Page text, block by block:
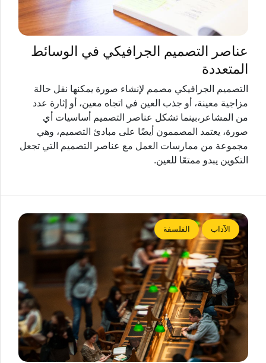
عناصر التصميم الجرافيكي في الوسائط
المتعددة
التصميم الجرافيكي مصمم لإنشاء صورة يمكنها نقل حالة
مزاجية معينة، أو جذب العين في اتجاه معين، أو إثارة عدد
من المشاعر،بينما تشكل عناصر التصميم أساسيات أي
صورة، يعتمد المصممون أيضًا على مبادئ التصميم، وهي
مجموعة من ممارسات العمل مع عناصر التصميم التي تجعل
التكوين يبدو ممتعًا للعين.
الآداب الفلسفة